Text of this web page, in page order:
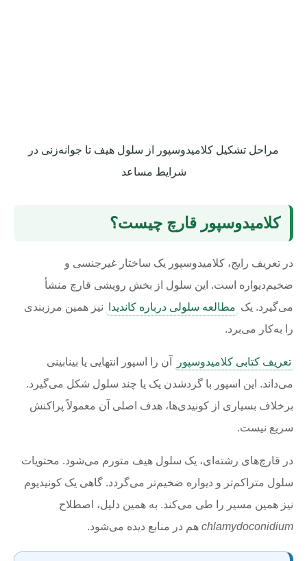
مراحل تشکیل کلامیدوسپور از سلول هیف تا جوانه‌زنی در
شرایط مساعد
کلامیدوسپور قارچ چیست؟
در تعریف رایج، کلامیدوسپور یک ساختار غیرجنسی و
ضخیم‌دیواره است. این سلول از بخش رویشی قارچ منشأ
می‌گیرد. یک مطالعه سلولی درباره کاندیدا
نیز همین مرزبندی
را به‌کار می‌برد.
تعریف کتابی کلامیدوسپور
آن را اسپور انتهایی یا بینابینی
می‌داند. این اسپور با گردشدن یک یا چند سلول شکل می‌گیرد.
برخلاف بسیاری از کونیدی‌ها، هدف اصلی آن معمولاً پراکنش
سریع نیست.
در قارچ‌های رشته‌ای، یک سلول هیف متورم می‌شود. محتویات
سلول متراکم‌تر و دیواره ضخیم‌تر می‌گردد. گاهی یک کونیدیوم
نیز همین مسیر را طی می‌کند. به همین دلیل، اصطلاح
chlamydoconidium هم در منابع دیده می‌شود.